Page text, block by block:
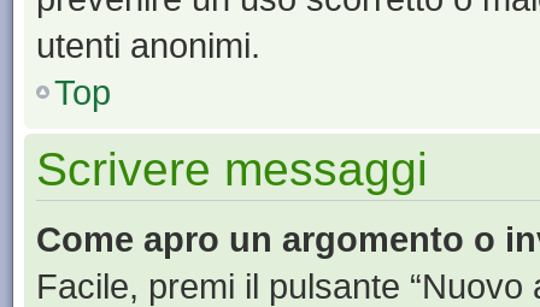
utenti anonimi.
Top
Scrivere messaggi
Come apro un argomento o
Facile, premi il pulsante